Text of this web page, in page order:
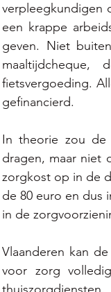
verpleegkundigen
een krappe
geven. Niet
fietsvergoeding.
gefinancierd.
In theorie zou de
dragen, maar niet
zorgkost op in de
de 80 euro en dus
in de
Vlaanderen kan
voor zorg